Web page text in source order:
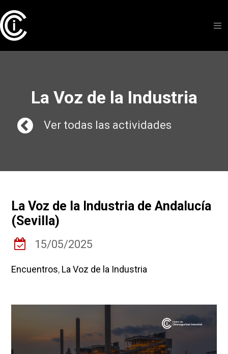
La Voz de la Industria
Ver todas las actividades
La Voz de la Industria de Andalucía
(Sevilla)
15/05/2025
Encuentros, La Voz de la Industria